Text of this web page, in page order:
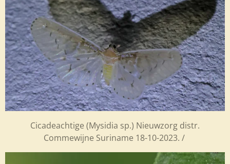
Cicadeachtige (Mysidia sp.) Nieuwzorg distr.
Commewijne Suriname 18-10-2023. /